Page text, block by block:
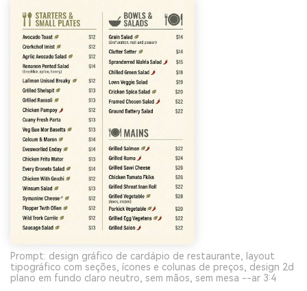
Prompt: design gráfico de cardápio de restaurante, layout
tipográfico com seções, ícones e colunas de preços, design 2d
plano em fundo claro neutro, sem mãos, sem mesa --ar 3:4